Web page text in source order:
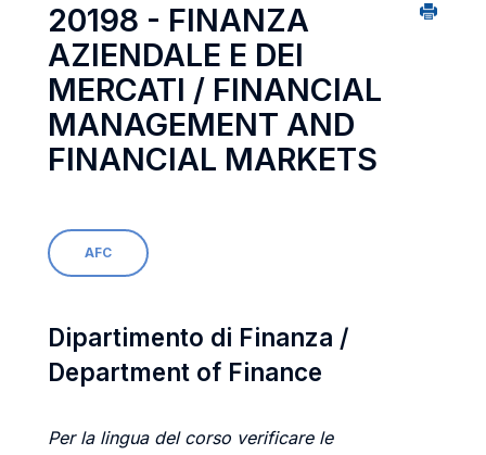
20198 - FINANZA
AZIENDALE E DEI
MERCATI / FINANCIAL
MANAGEMENT AND
FINANCIAL MARKETS
AFC
Dipartimento di Finanza /
Department of Finance
Per la lingua del corso verificare le